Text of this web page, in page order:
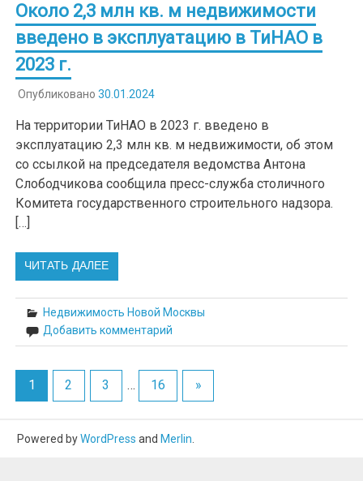
Около 2,3 млн кв. м недвижимости
введено в эксплуатацию в ТиНАО в
2023 г.
Опубликовано 30.01.2024
На территории ТиНАО в 2023 г. введено в
эксплуатацию 2,3 млн кв. м недвижимости, об этом
со ссылкой на председателя ведомства Антона
Слободчикова сообщила пресс-служба столичного
Комитета государственного строительного надзора.
[…]
ЧИТАТЬ ДАЛЕЕ
Недвижимость Новой Москвы
Добавить комментарий
1 2 3 … 16 »
Powered byWordPress and Merlin